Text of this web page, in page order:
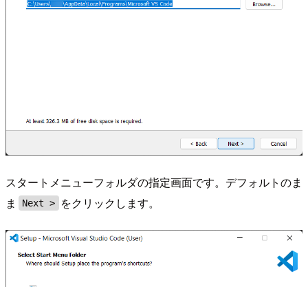
スタートメニューフォルダの指定画面です。デフォルトのま
ま
Next > をクリックします。